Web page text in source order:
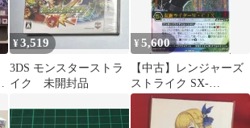
¥3,519
3DS モンスターストラ
イク 未開封品
¥5,600
【中古】レンジャーズ
ストライク SX-
005[SC]：仮面ライダー
W・CJX(自販機版)